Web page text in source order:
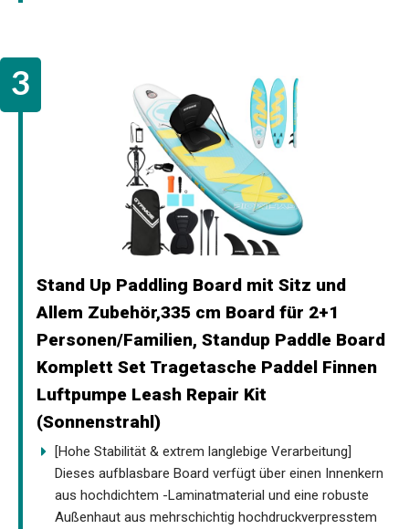
Stand Up Paddling Board mit Sitz und
Allem Zubehör,335 cm Board für 2+1
Personen/Familien, Standup Paddle Board
Komplett Set Tragetasche Paddel Finnen
Luftpumpe Leash Repair Kit
(Sonnenstrahl)
[Hohe Stabilität & extrem langlebige Verarbeitung]
Dieses aufblasbare Board verfügt über einen Innenkern
aus hochdichtem -Laminatmaterial und eine robuste
Außenhaut aus mehrschichtig hochdruckverpresstem